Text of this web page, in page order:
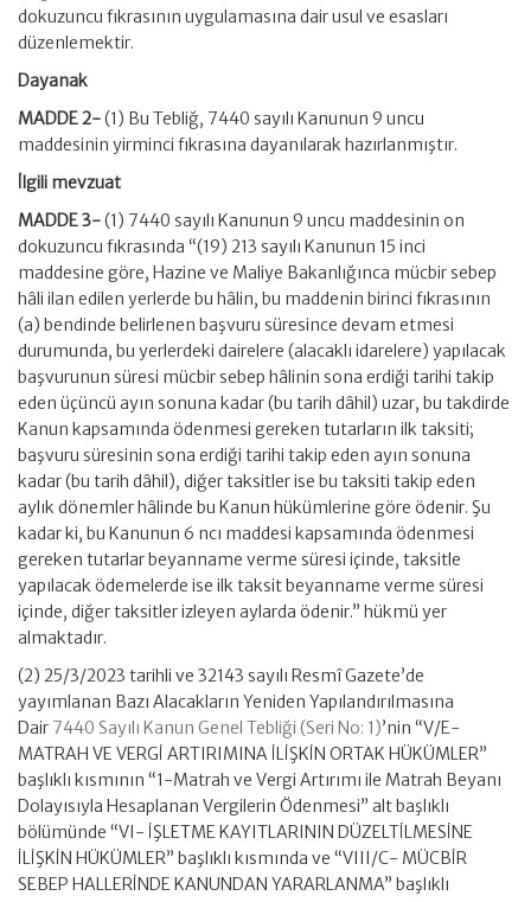
dokuzuncu fıkrasının uygulamasına dair usul ve esasları
düzenlemektir.
Dayanak
MADDE 2-(1) Bu Tebliğ, 7440 sayılı Kanunun 9 uncu
maddesinin yirminci fıkrasına dayanılarak hazırlanmıştır.
İlgili mevzuat
MADDE 3-(1) 7440 sayılı Kanunun 9 uncu maddesinin on
dokuzuncu fıkrasında “(19) 213 sayılı Kanunun 15 inci
maddesine göre, Hazine ve Maliye Bakanlığınca mücbir sebep
hâli ilan edilen yerlerde bu hâlin, bu maddenin birinci fıkrasının
(a) bendinde belirlenen başvuru süresince devam etmesi
durumunda, bu yerlerdeki dairelere (alacaklı idarelere) yapılacak
başvurunun süresi mücbir sebep hâlinin sona erdiği tarihi takip
eden üçüncü ayın sonuna kadar (bu tarih dâhil) uzar, bu takdirde
Kanun kapsamında ödenmesi gereken tutarların ilk taksiti;
başvuru süresinin sona erdiği tarihi takip eden ayın sonuna
kadar (bu tarih dâhil), diğer taksitler ise bu taksiti takip eden
aylık dönemler hâlinde bu Kanun hükümlerine göre ödenir. Şu
kadar ki, bu Kanunun 6 ncı maddesi kapsamında ödenmesi
gereken tutarlar beyanname verme süresi içinde, taksitle
yapılacak ödemelerde ise ilk taksit beyanname verme süresi
içinde, diğer taksitler izleyen aylarda ödenir.” hükmü yer
almaktadır.
(2) 25/3/2023 tarihli ve 32143 sayılı Resmî Gazete’de
yayımlanan Bazı Alacakların Yeniden Yapılandırılmasına
Dair 7440 Sayılı Kanun Genel Tebliği (Seri No: 1)’nin “V/E-
MATRAH VE VERGİ ARTIRIMINA İLİŞKİN ORTAK HÜKÜMLER”
başlıklı kısmının “1-Matrah ve Vergi Artırımı ile Matrah Beyanı
Dolayısıyla Hesaplanan Vergilerin Ödenmesi” alt başlıklı
bölümünde “VI- İŞLETME KAYITLARININ DÜZELTİLMESİNE
İLİŞKİN HÜKÜMLER” başlıklı kısmında ve “VIII/C- MÜCBİR
SEBEP HALLERİNDE KANUNDAN YARARLANMA” başlıklı